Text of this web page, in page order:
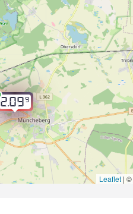
2.099
Leaflet | ©